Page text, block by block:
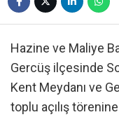
Hazine ve Maliye
Gercüş ilçesinde
Kent Meydanı ve
toplu açılış törenine